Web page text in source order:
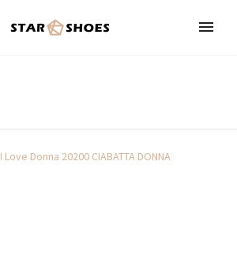
I Love Donna 20200 CIABATTA DONNA